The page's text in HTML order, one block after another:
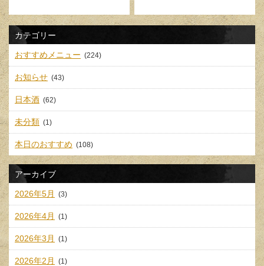
カテゴリー
おすすめメニュー (224)
お知らせ (43)
日本酒 (62)
未分類 (1)
本日のおすすめ (108)
アーカイブ
2026年5月 (3)
2026年4月 (1)
2026年3月 (1)
2026年2月 (1)